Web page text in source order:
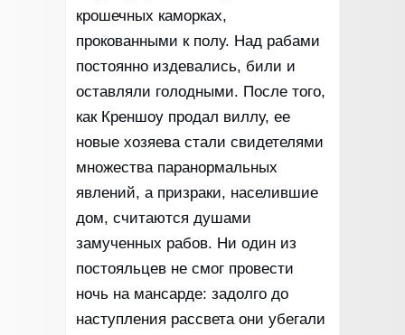
крошечных каморках,
прокованными к полу. Над рабами
постоянно издевались, били и
оставляли голодными. После того,
как Креншоу продал виллу, ее
новые хозяева стали свидетелями
множества паранормальных
явлений, а призраки, населившие
дом, считаются душами
замученных рабов. Ни один из
постояльцев не смог провести
ночь на мансарде: задолго до
наступления рассвета они убегали